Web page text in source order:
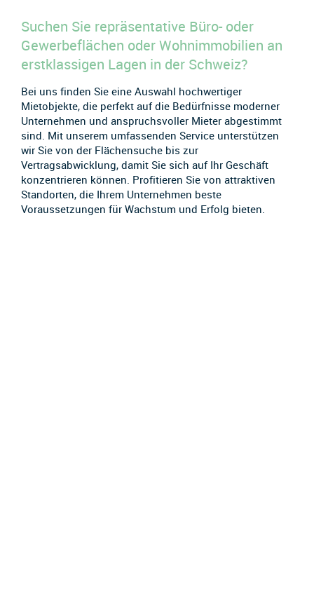
Suchen Sie repräsentative Büro- oder
Gewerbeflächen oder Wohnimmobilien an
erstklassigen Lagen in der Schweiz?
Bei uns finden Sie eine Auswahl hochwertiger
Mietobjekte, die perfekt auf die Bedürfnisse moderner
Unternehmen und anspruchsvoller Mieter abgestimmt
sind. Mit unserem umfassenden Service unterstützen
wir Sie von der Flächensuche bis zur
Vertragsabwicklung, damit Sie sich auf Ihr Geschäft
konzentrieren können. Profitieren Sie von attraktiven
Standorten, die Ihrem Unternehmen beste
Voraussetzungen für Wachstum und Erfolg bieten.